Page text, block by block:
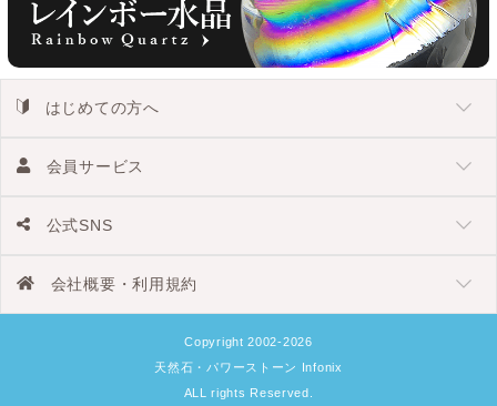
はじめての方へ
会員サービス
公式SNS
会社概要・利用規約
Copyright 2002-2026
天然石・パワーストーン Infonix
ALL rights Reserved.